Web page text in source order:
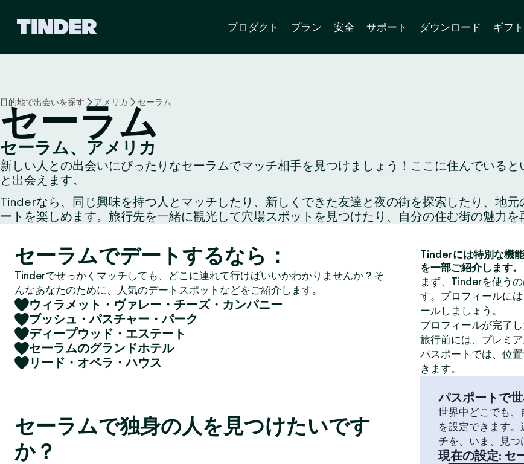
ホ
ー
ム
ペ
ー
ジ
プロダクト プラン 安全 サポート ダウンロード ギフ
目的地で出会いを探す アメリカ セーラム
セーラム
セーラム、アメリカ
新しい人との出会いにぴったりなセーラムでマッチ相手を見つけましょう！ここに住んでいる
と出会えます。
Tinderなら、同じ興味を持つ人とマッチしたり、新しくできた友達と夜の街を探索したり、地
ートを楽しめます。旅行先を一緒に観光して穴場スポットを見つけたり、自分の住む街の魅力を
セーラムでデートするなら：
Tinderでせっかくマッチしても、どこに連れて行けばいいかわかりませんか？そ
んなあなたのために、人気のデートスポットなどをご紹介します。
ウィラメット・ヴァレー・チーズ・カンパニー
ブッシュ・パスチャー・パーク
ディープウッド・エステート
セーラムのグランドホテル
リード・オペラ・ハウス
セーラムで独身の人を見つけたいです
か？
Tinderには特別な機
を一部ご紹介します。
まず、Tinderを使うの
す。プロフィールに
ールしましょう。
プロフィールが完了
旅行前には、 プレミ
パスポートでは、位
きます。
パスポートで
世界中どこでも、
を設定できます。
チを、いま、見つ
現在の設定: セ